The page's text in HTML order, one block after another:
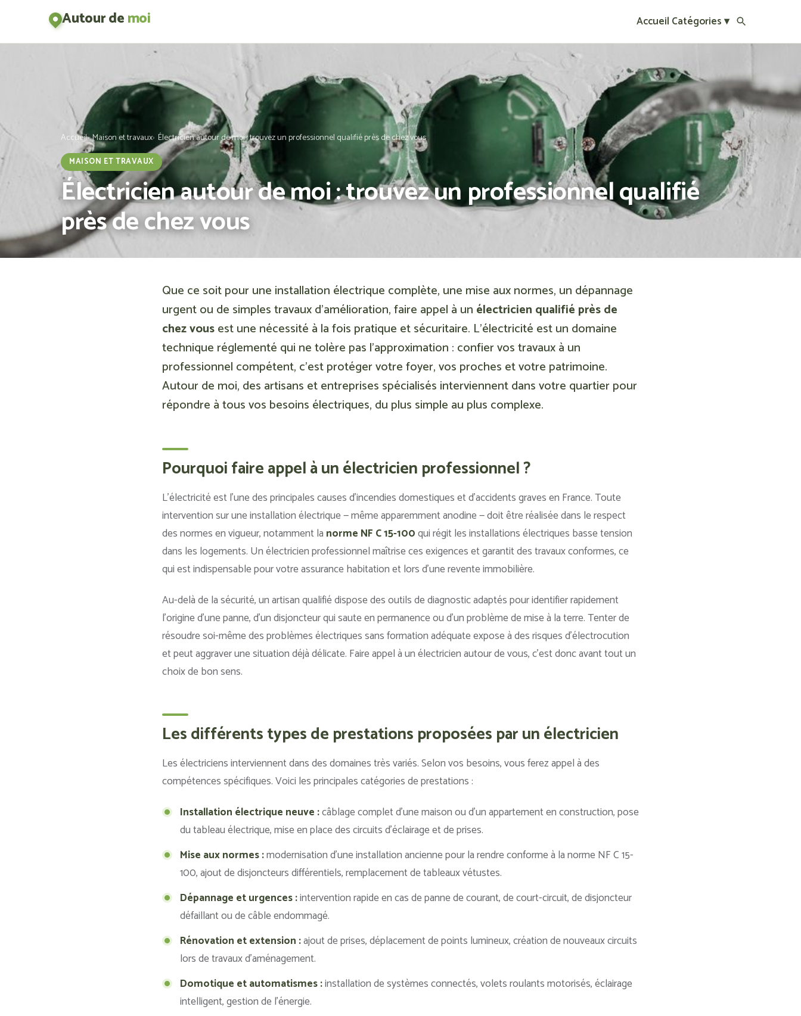
Autour demoi Accueil Catégories ▾
Accueil Maison et travaux Électricien autour de moi : trouvez un professionnel qualifié près de chez vous
MAISON ET TRAVAUX
Électricien autour de moi : trouvez un professionnel qualifié
près de chez vous
Que ce soit pour une installation électrique complète, une mise aux normes, un dépannage
urgent ou de simples travaux d’amélioration, faire appel à un électricien qualifié près de
chez vousest une nécessité à la fois pratique et sécuritaire. L’électricité est un domaine
technique réglementé qui ne tolère pas l’approximation : confier vos travaux à un
professionnel compétent, c’est protéger votre foyer, vos proches et votre patrimoine.
Autour de moi, des artisans et entreprises spécialisés interviennent dans votre quartier pour
répondre à tous vos besoins électriques, du plus simple au plus complexe.
Pourquoi faire appel à un électricien professionnel ?
L’électricité est l’une des principales causes d’incendies domestiques et d’accidents graves en France. Toute
intervention sur une installation électrique — même apparemment anodine — doit être réalisée dans le respect
des normes en vigueur, notamment la norme NF C 15-100qui régit les installations électriques basse tension
dans les logements. Un électricien professionnel maîtrise ces exigences et garantit des travaux conformes, ce
qui est indispensable pour votre assurance habitation et lors d’une revente immobilière.
Au-delà de la sécurité, un artisan qualifié dispose des outils de diagnostic adaptés pour identifier rapidement
l’origine d’une panne, d’un disjoncteur qui saute en permanence ou d’un problème de mise à la terre. Tenter de
résoudre soi-même des problèmes électriques sans formation adéquate expose à des risques d’électrocution
et peut aggraver une situation déjà délicate. Faire appel à un électricien autour de vous, c’est donc avant tout un
choix de bon sens.
Les différents types de prestations proposées par un électricien
Les électriciens interviennent dans des domaines très variés. Selon vos besoins, vous ferez appel à des
compétences spécifiques. Voici les principales catégories de prestations :
Installation électrique neuve :câblage complet d’une maison ou d’un appartement en construction, pose
du tableau électrique, mise en place des circuits d’éclairage et de prises.
Mise aux normes :modernisation d’une installation ancienne pour la rendre conforme à la norme NF C 15-
100, ajout de disjoncteurs différentiels, remplacement de tableaux vétustes.
Dépannage et urgences :intervention rapide en cas de panne de courant, de court-circuit, de disjoncteur
défaillant ou de câble endommagé.
Rénovation et extension :ajout de prises, déplacement de points lumineux, création de nouveaux circuits
lors de travaux d’aménagement.
Domotique et automatismes :installation de systèmes connectés, volets roulants motorisés, éclairage
intelligent, gestion de l’énergie.